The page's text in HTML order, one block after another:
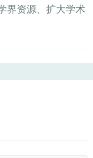
界资源、扩大学术